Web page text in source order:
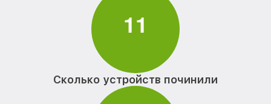
11
Сколько устройств починили